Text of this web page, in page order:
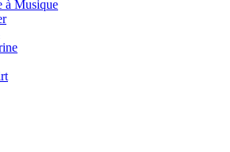
à Musique